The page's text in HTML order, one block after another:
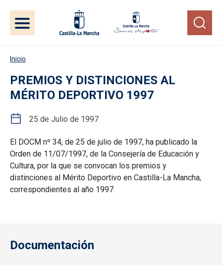
Inicio
PREMIOS Y DISTINCIONES AL
MÉRITO DEPORTIVO 1997
25 de Julio de 1997
El DOCM nº 34, de 25 de julio de 1997, ha publicado la
Orden de 11/07/1997, de la Consejería de Educación y
Cultura, por la que se convocan los premios y
distinciones al Mérito Deportivo en Castilla-La Mancha,
correspondientes al año 1997.
Documentación